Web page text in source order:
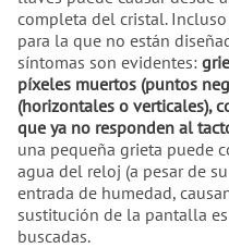
completa del cristal.
para la que no están
síntomas son evidentes:
píxeles muertos (puntos
(horizontales o verticales),
que ya no responden al
una pequeña grieta puede
agua del reloj (a pesar de
entrada de humedad,
sustitución de la pantalla
buscadas.